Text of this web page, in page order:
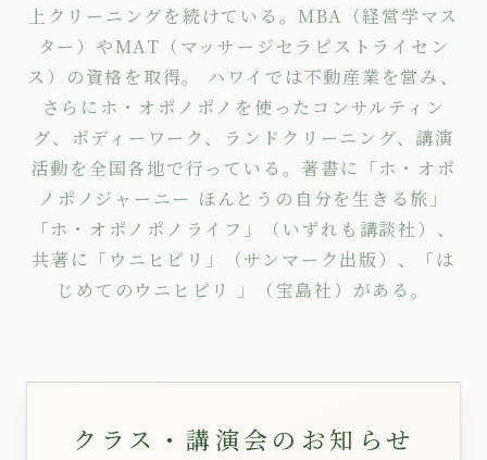
上クリーニングを続けている。MBA（経営学マス
ター）やMAT（マッサージセラピストライセン
ス）の資格を取得。 ハワイでは不動産業を営み、
さらにホ・オポノポノを使った コンサルティン
グ、 ボディーワーク、 ランドクリーニング、講演
活動を全国各地で行っている。著書に 「ホ・オポ
ノポノジャーニー ほんとうの自分を生きる旅」
「ホ・オポノポノライフ」
（いずれも講談社）、
共著に 「ウニヒピリ」 （サンマーク出版）、
「は
じめてのウニヒピリ 」
（宝島社）がある。
クラス・講演会のお知らせ